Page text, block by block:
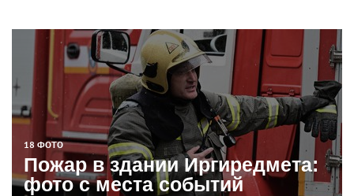
18 ФОТО
Пожар в здании Иргиредмета:
фото с места событий